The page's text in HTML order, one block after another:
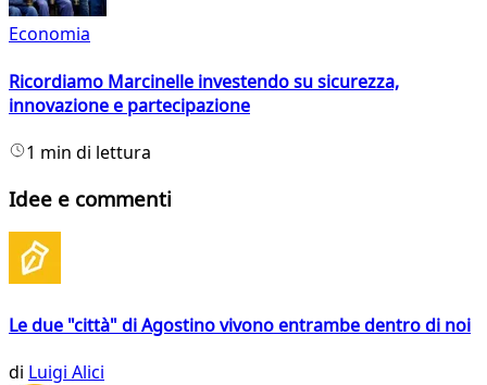
Economia
Ricordiamo Marcinelle investendo su sicurezza,
innovazione e partecipazione
1 min di lettura
Idee e commenti
Le due "città" di Agostino vivono entrambe dentro di noi
di Luigi Alici